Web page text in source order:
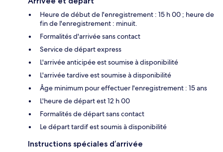
Heure de début de l'enregistrement : 15 h 00 ; heure de
fin de l'enregistrement : minuit.
Formalités d'arrivée sans contact
Service de départ express
L'arrivée anticipée est soumise à disponibilité
L'arrivée tardive est soumise à disponibilité
Âge minimum pour effectuer l'enregistrement : 15 ans
L'heure de départ est 12 h 00
Formalités de départ sans contact
Le départ tardif est soumis à disponibilité
Instructions spéciales d’arrivée